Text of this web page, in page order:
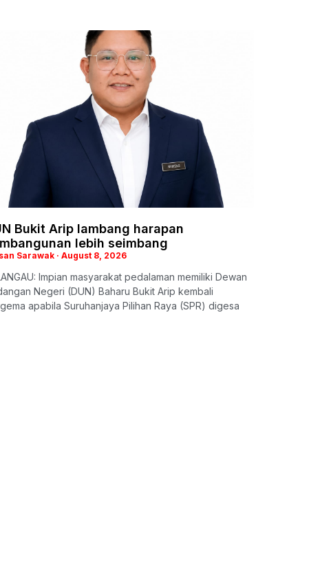
Bukit Arip lambang harapan
lebih seimbang
Sarawak August 8, 2026
Impian masyarakat pedalaman memiliki Dewan
Negeri (DUN) Baharu Bukit Arip kembali
apabila Suruhanjaya Pilihan Raya (SPR) digesa